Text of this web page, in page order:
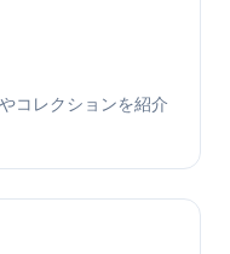
コレクションを紹介